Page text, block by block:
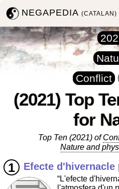
NEGAPEDIA(CATALAN)
Conflict
(2021) Top
for
Top Ten (2021) of
Nature and
Efecte d'hivernacle
“L'efecte